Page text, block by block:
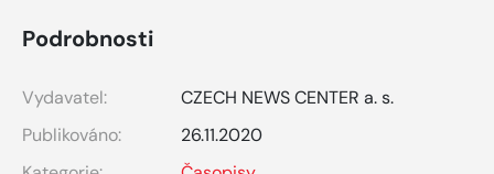
Podrobnosti
Vydavatel:
CZECH NEWS CENTER a. s.
Publikováno:
26.11.2020